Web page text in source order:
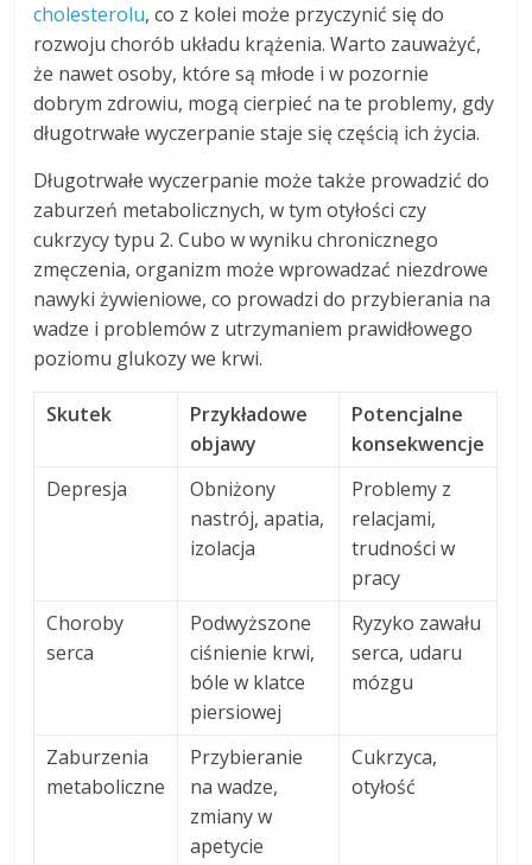
cholesterolu, co z kolei może przyczynić się do
rozwoju chorób układu krążenia. Warto zauważyć,
że nawet osoby, które są młode i w pozornie
dobrym zdrowiu, mogą cierpieć na te problemy, gdy
długotrwałe wyczerpanie staje się częścią ich życia.
Długotrwałe wyczerpanie może także prowadzić do
zaburzeń metabolicznych, w tym otyłości czy
cukrzycy typu 2. Cubo w wyniku chronicznego
zmęczenia, organizm może wprowadzać niezdrowe
nawyki żywieniowe, co prowadzi do przybierania na
wadze i problemów z utrzymaniem prawidłowego
poziomu glukozy we krwi.
Skutek
Przykładowe
objawy
Potencjalne
konsekwencje
Depresja
Obniżony
nastrój, apatia,
izolacja
Problemy z
relacjami,
trudności w
pracy
Choroby
serca
Podwyższone
ciśnienie krwi,
bóle w klatce
piersiowej
Ryzyko zawału
serca, udaru
mózgu
Zaburzenia
metaboliczne
Przybieranie
na wadze,
zmiany w
apetycie
Cukrzyca,
otyłość